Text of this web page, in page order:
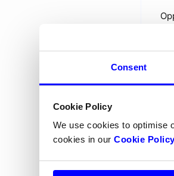
Consent
Cookie Policy
We use cookies to optimise
cookies in our Cookie